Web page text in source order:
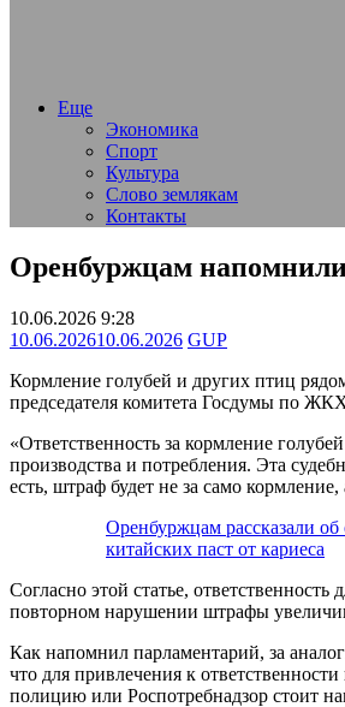
Еще
Экономика
Спорт
Культура
Слово землякам
Контакты
Оренбуржцам
10.06.2026 9:28
10.06.202610.06.2026 GUP
Кормление голубей и других птиц
председателя комитета Госдумы по
«Ответственность за кормление
производства и потребления. Эта
есть, штраф будет не за само
Оренбуржцам рассказали об
китайских паст от кариеса
Согласно этой статье,
повторном нарушении штрафы
Как напомнил парламентарий, за
что для привлечения к
полицию или Роспотребнадзор стоит